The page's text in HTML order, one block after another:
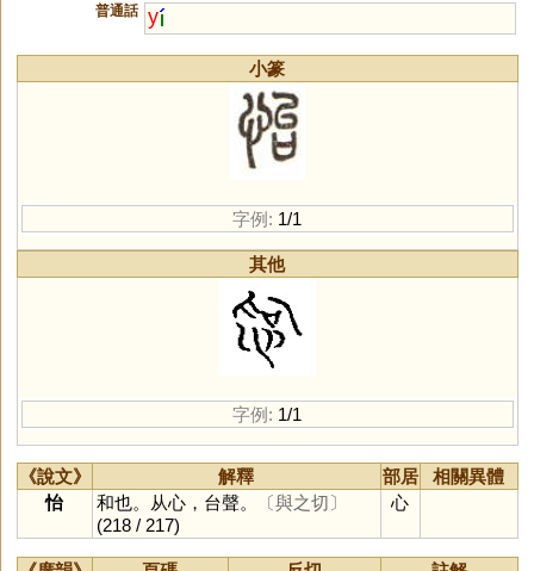
普通話 y
小篆
字例: 1/1
其他
字例: 1/1
《說文》 解釋 部居
相關異體
怡
和也。从心，台聲。
〔與之切〕
(218 / 217)
心